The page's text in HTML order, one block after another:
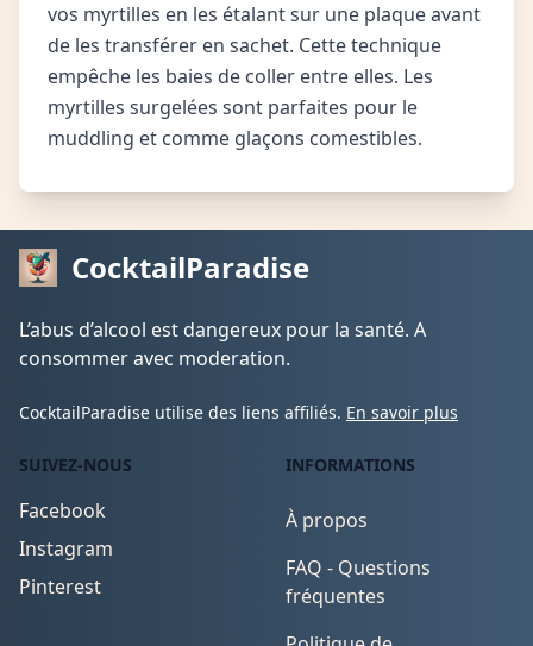
vos myrtilles en les étalant sur une plaque avant
de les transférer en sachet. Cette technique
empêche les baies de coller entre elles. Les
myrtilles surgelées sont parfaites pour le
muddling et comme glaçons comestibles.
CocktailParadise
L’abus d’alcool est dangereux pour la santé. A
consommer avec moderation.
CocktailParadise utilise des liens affiliés. En savoir plus
SUIVEZ-NOUS
Facebook
Instagram
Pinterest
INFORMATIONS
À propos
FAQ - Questions
fréquentes